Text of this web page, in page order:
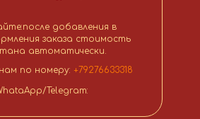
добавления в
заказа стоимость
автоматически.
по номеру: +79276633318
Telegram: